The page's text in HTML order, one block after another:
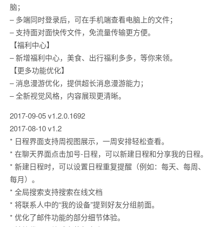
脑；
– 多端同时登录后，可在手机端查看电脑上的文件；
– 支持面对面快传文件，免流量传输更方便。
【福利中心】
– 新增福利中心，美食、出行福利多多，等你来领。
【更多功能优化】
– 消息漫游优化，提供超长消息漫游能力；
– 全新视觉风格，内容展现更清晰。
2017-09-05 v1.2.0.1692
2017-08-10 v1.2
* 日程界面支持周视图展示，一周安排轻松查看。
* 在聊天界面点击加号-日程，可以新建日程和分享我的日程。
* 新建日程时，可以设置日程重复提醒（例如：每天、每周、
每月）。
* 全局搜索支持搜索在线文档
* 将联系人中的“我的设备”提到好友分组前面。
* 优化了邮件功能的部分细节体验。